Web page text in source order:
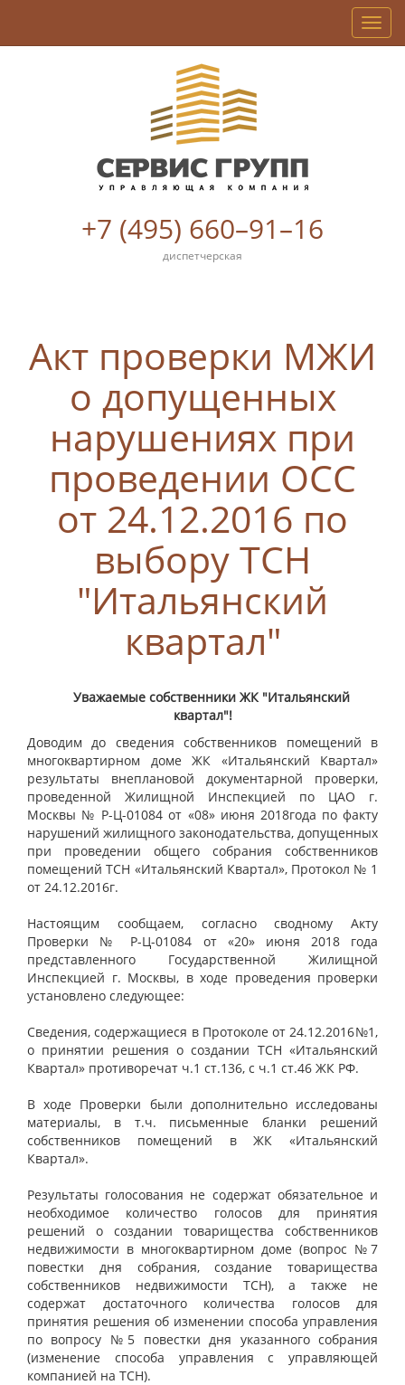
+7 (495) 660–91–16
диспетчерская
Акт проверки МЖИ
о допущенных
нарушениях при
проведении ОСС
от 24.12.2016 по
выбору ТСН
"Итальянский
квартал"
Уважаемые собственники ЖК "Итальянский
квартал"!
Доводим до сведения собственников помещений в
многоквартирном доме ЖК «Итальянский Квартал»
результаты внеплановой документарной проверки,
проведенной Жилищной Инспекцией по ЦАО г.
Москвы № Р-Ц-01084 от «08» июня 2018года по факту
нарушений жилищного законодательства, допущенных
при проведении общего собрания собственников
помещений ТСН «Итальянский Квартал», Протокол № 1
от 24.12.2016г.
Настоящим сообщаем, согласно сводному Акту
Проверки № Р-Ц-01084 от «20» июня 2018 года
представленного Государственной Жилищной
Инспекцией г. Москвы, в ходе проведения проверки
установлено следующее:
Сведения, содержащиеся в Протоколе от 24.12.2016№1,
о принятии решения о создании ТСН «Итальянский
Квартал» противоречат ч.1 ст.136, с ч.1 ст.46 ЖК РФ.
В ходе Проверки были дополнительно исследованы
материалы, в т.ч. письменные бланки решений
собственников помещений в ЖК «Итальянский
Квартал».
Результаты голосования не содержат обязательное и
необходимое количество голосов для принятия
решений о создании товарищества собственников
недвижимости в многоквартирном доме (вопрос №7
повестки дня собрания, создание товарищества
собственников недвижимости ТСН), а также не
содержат достаточного количества голосов для
принятия решения об изменении способа управления
по вопросу №5 повестки дня указанного собрания
(изменение способа управления с управляющей
компанией на ТСН).